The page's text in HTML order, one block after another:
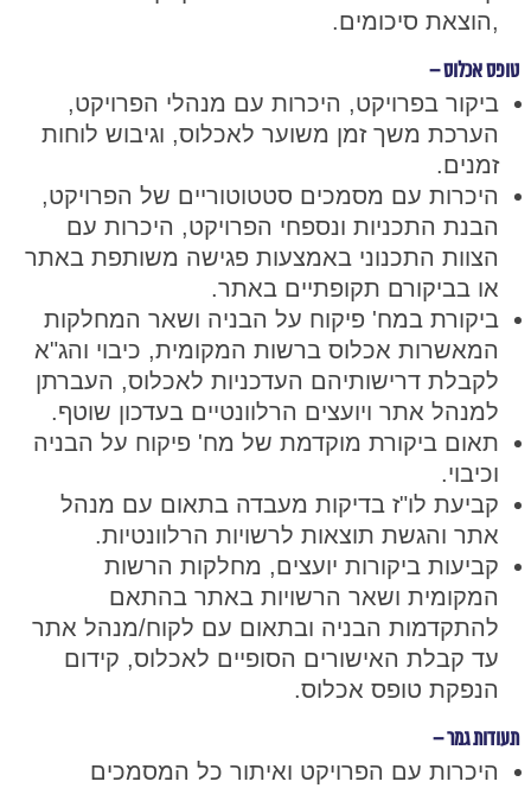
,הוצאת סיכומים.
טופס אכלוס –
ביקור בפרויקט, היכרות עם מנהלי הפרויקט,
הערכת משך זמן משוער לאכלוס, וגיבוש לוחות
זמנים.
היכרות עם מסמכים סטטוטוריים של הפרויקט,
הבנת התכניות ונספחי הפרויקט, היכרות עם
הצוות התכנוני באמצעות פגישה משותפת באתר
או בביקורם תקופתיים באתר.
ביקורת במח' פיקוח על הבניה ושאר המחלקות
המאשרות אכלוס ברשות המקומית, כיבוי והג"א
לקבלת דרישותיהם העדכניות לאכלוס, העברתן
למנהל אתר ויועצים הרלוונטיים בעדכון שוטף.
תאום ביקורת מוקדמת של מח' פיקוח על הבניה
וכיבוי.
קביעת לו"ז בדיקות מעבדה בתאום עם מנהל
אתר והגשת תוצאות לרשויות הרלוונטיות.
קביעות ביקורות יועצים, מחלקות הרשות
המקומית ושאר הרשויות באתר בהתאם
להתקדמות הבניה ובתאום עם לקוח/מנהל אתר
עד קבלת האישורים הסופיים לאכלוס, קידום
הנפקת טופס אכלוס.
תעודות גמר –
היכרות עם הפרויקט ואיתור כל המסמכים